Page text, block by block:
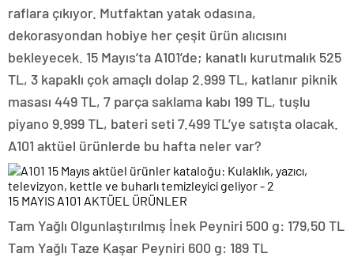
raflara çıkıyor. Mutfaktan yatak odasına,
dekorasyondan hobiye her çeşit ürün alıcısını
bekleyecek. 15 Mayıs’ta A101’de; kanatlı kurutmalık 525
TL, 3 kapaklı çok amaçlı dolap 2.999 TL, katlanır piknik
masası 449 TL, 7 parça saklama kabı 199 TL, tuşlu
piyano 9.999 TL, bateri seti 7.499 TL’ye satışta olacak.
A101 aktüel ürünlerde bu hafta neler var?
15 MAYIS A101 AKTÜEL ÜRÜNLER
Tam Yağlı Olgunlaştırılmış İnek Peyniri 500 g: 179,50 TL
Tam Yağlı Taze Kaşar Peyniri 600 g: 189 TL